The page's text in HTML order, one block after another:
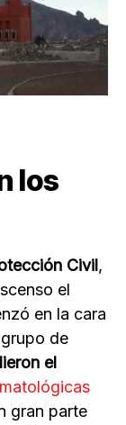
los
Civil,
el
en la cara
de
el
gran parte